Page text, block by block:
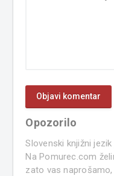
Opozorilo
Slovenski knjižni
Na Pomurec.com
zato vas